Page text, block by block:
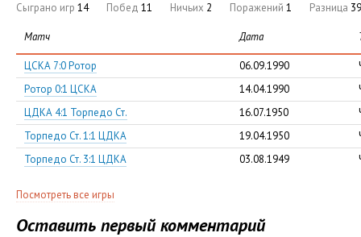
Сыграно игр 14 Побед 11 Ничьих 2 Поражений 1 Разница
Матч Дата
ЦСКА 7:0 Ротор 06.09.1990
Ротор 0:1 ЦСКА
14.04.1990
ЦДКА 4:1 Торпедо Ст.
16.07.1950
Торпедо Ст. 1:1 ЦДКА
19.04.1950
Торпедо Ст. 3:1 ЦДКА
03.08.1949
Посмотреть все игры
Оставить первый комментарий